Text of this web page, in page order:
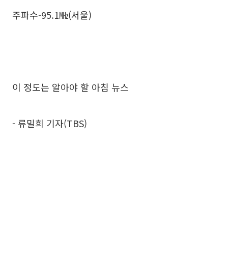
주파수-95.1㎒(서울)
이 정도는 알아야 할 아침 뉴스
- 류밀희 기자(TBS)